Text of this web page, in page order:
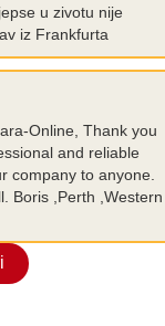
u zivotu nije
iz Frankfurta
Online, Thank you
and reliable
company to anyone.
Boris ,Perth ,Western